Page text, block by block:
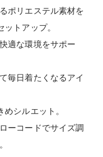
ポリエステル素材を
トアップ。
適な環境をサポー
毎日着たくなるアイ
シルエット。
ーコードでサイズ調